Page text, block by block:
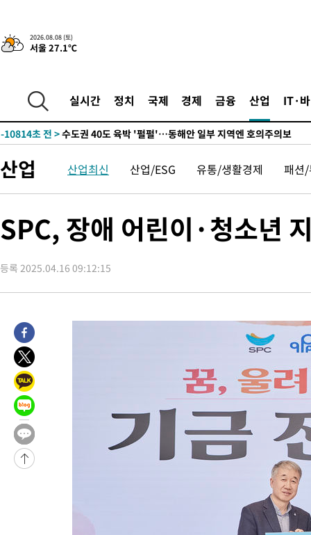
2026.08.08 (토)
서울 27.1℃
실시간 정치 국제 경제 금융 산업 IT·
42.08%·宋 10.17%
-18053초 전 >이강인 "아틀레티코 이적 기뻐…등번호 7번 의미보단 팀 위해
것"
-17988초 전 > [속보]與 당대표 경선, 제주·인천 권리당원 투표 김민석 승리
-11032초 전 >
[속보]이강인 "감독님이 원하는 마음 느꼈고, 많은 트로피 원해
틀레티코 이적"
-10814초 전 >
-9783초 전 > 온열질환 사망자 3명 늘어…누적 환자 3000명 돌파
2분 전 > 백운산서 80년근 천종산삼 9뿌리 발견…감정가 1.3억원
40분 전 >선재도서 해루질 나섰다 실종 60대, 닷새 만에 숨진 채 발견
1시간 전 > 여수 오동도 해상서 모터보트 전복…1명 사망·1명 실종
날씨]
3시간 전 >축구협회 "압수수색·성접대 논란 사과…쇄신의 기회로 삼겠다"
3시간 전 >[속보]'압수수색·성접대 논란' 축구협회 "실망과 걱정 안겨드려
8시간 전 >
[속보]뉴욕증시 상승 마감…S&P 0.6% 나스닥 1.3%↑
-28257초 전 >
이란 "호르무즈 재개방 합의 근접…美 배상 선행돼야"
-19304초 전 >
[속보]與최고위원 제주·인천 순회경선…박선원·최민희·서미
한민수·김용 순
-19257초 전 >
[속보]김민석, 與 전대 당원투표 누적 득표율 45.42%로 1위…
청래 44.56%
-18539초 전 >
[속보]與 대표 경선 제주·인천 당원투표…金 47.75%·鄭
42.08%·宋 10.17%
-18073초 전 >
이강인 "아틀레티코 이적 기뻐…등번호 7번 의미보단 팀 위해
것"
-18008초 전 >
[속보]與 당대표 경선, 제주·인천 권리당원 투표 김민석 승리
-11782초 전 >
낮 최고 35도 '무더위'…동해안 시간당 30㎜ '강한 비'[내일날
[속보]이강인 "감독님이 원하는 마음 느꼈고, 많은 트로피 원해
수도권 40도 육박 '펄펄'…동해안 일부 지역엔 호의주의보
온열질환 사망자 3명 늘어…누적 환자 3000명 돌파
산업 산업최신 산업/ESG 유통/생활경제 패션
SPC, 장애 어린이·청소년
등록 2025.04.16 09:12:15